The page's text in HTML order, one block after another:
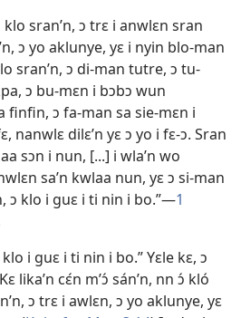
klo sran’n, ɔ trɛ i anwlɛn sran
ɔ yo aklunye, yɛ i nyin blo-man
sran’n, ɔ di-man tutre, ɔ tu-
ɔ bu-mɛn i bɔbɔ wun
finfin, ɔ fa-man sa sie-mɛn i
nanwlɛ dilɛ’n yɛ ɔ yo i fɛ-ɔ. Sran
sɔn i nun, [...] i wla’n wo
sa’n kwlaa nun, yɛ ɔ si-man
ɔ klo i guɛ i ti nin i bo.”—1
klo i guɛ i ti nin i bo.” Yɛle kɛ, ɔ
lika’n cɛ́n m’ɔ́ sán’n, nn ɔ́ kló
ɔ trɛ i awlɛn, ɔ yo aklunye, yɛ